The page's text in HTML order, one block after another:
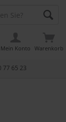
77 65 23
Warenkorb
Mein Konto